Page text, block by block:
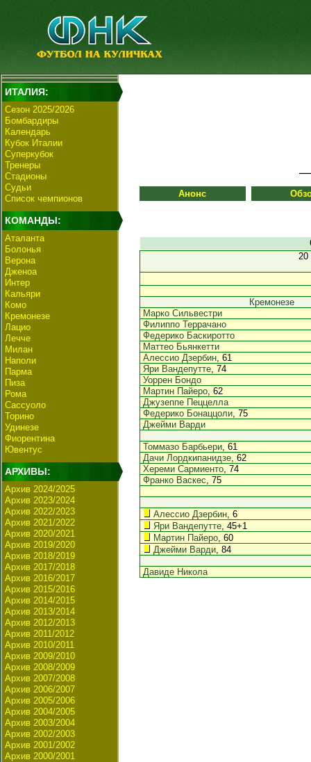
ИТАЛИЯ:
Сезон 2025/2026
Бомбардиры
Календарь
Кубок Италии
Суперкубок
Тренеры
Стадионы
Судьи
Список чемпионов
КОМАНДЫ:
Аталанта
Болонья
Верона
Дженоа
Интер
Кальяри
Комо
Кремонезе
Лацио
Лечче
Милан
Наполи
Парма
Пиза
Рома
Сассуоло
Торино
Удинезе
Фиорентина
Ювентус
АРХИВЫ:
Архив 2024/2025
Архив 2023/2024
Архив 2022/2023
Архив 2021/2022
Архив 2020/2021
Архив 2019/2020
Архив 2018/2019
Архив 2017/2018
Архив 2016/2017
Архив 2015/2016
Архив 2014/2015
Архив 2013/2014
Архив 2012/2013
Архив 2011/2012
Архив 2010/2011
Архив 2009/2010
Архив 2008/2009
Архив 2007/2008
Архив 2006/2007
Архив 2005/2006
Архив 2004/2005
Архив 2003/2004
Архив 2002/2003
Архив 2001/2002
Архив 2000/2001
Анонс
20
Кремонезе
Марко Сильвестри
Филиппо Террачано
Федерико Баскиротто
Маттео Бьянкетти
Алессио Дзербин, 61
Яри Вандепутте, 74
Уоррен Бондо
Мартин Пайеро, 62
Джузеппе Пеццелла
Федерико Бонаццоли, 75
Джейми Варди
Томмазо Барбьери, 61
Дачи Лордкипанидзе, 62
Хереми Сармиенто, 74
Франко Васкес, 75
Алессио Дзербин, 6
Яри Вандепутте, 45+1
Мартин Пайеро, 60
Джейми Варди, 84
Давиде Никола